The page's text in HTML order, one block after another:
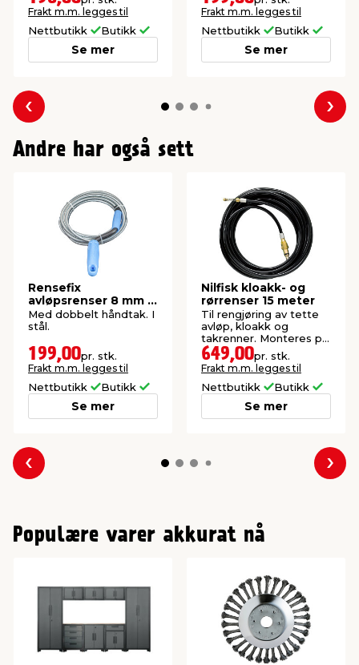
Frakt m.m. legges til
Nettbutikk Butikk
Se mer
Frakt m.m. legges til
Nettbutikk Butikk
Se mer
Forrige
Andre har også sett
Rensefix
avløpsrenser 8 mm x
5 meter
Med dobbelt håndtak. I
stål.
199,00pr. stk.
Frakt m.m. legges til
Nettbutikk Butikk
Se mer
Nilfisk kloakk- og
rørrenser 15 meter
Til rengjøring av tette
avløp, kloakk og
takrenner. Monteres på
spylehåndtaket på
høytrykkspyleren.
649,00pr. stk.
Frakt m.m. legges til
Nettbutikk Butikk
Se mer
Forrige
Populære varer akkurat nå